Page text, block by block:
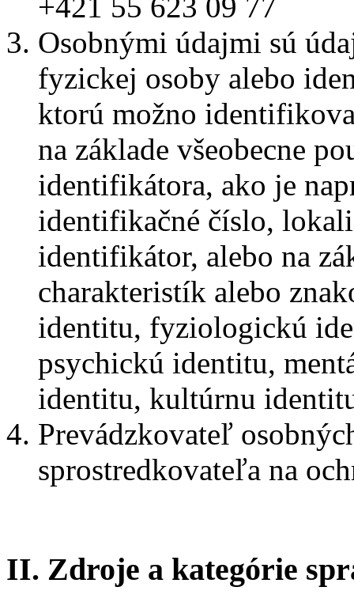
+421 55 623 09 77
Osobnými údajmi sú
fyzickej osoby alebo
ktorú možno
na základe všeobecne
identifikátora, ako je
identifikačné číslo,
identifikátor, alebo na
charakteristík alebo
identitu, fyziologickú
psychickú identitu,
identitu, kultúrnu
Prevádzkovateľ
sprostredkovateľa na
II. Zdroje a kategórie